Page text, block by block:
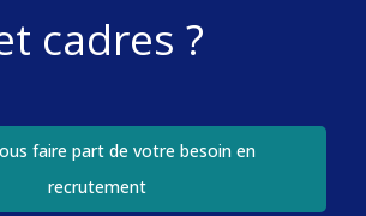
cadres ?
faire part de votre besoin en
recrutement